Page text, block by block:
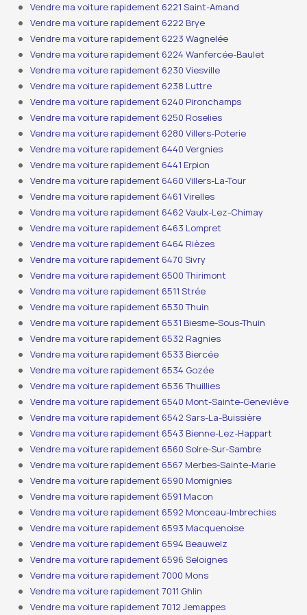
Vendre ma voiture rapidement 6221 Saint-Amand
Vendre ma voiture rapidement 6222 Brye
Vendre ma voiture rapidement 6223 Wagnelée
Vendre ma voiture rapidement 6224 Wanfercée-Baulet
Vendre ma voiture rapidement 6230 Viesville
Vendre ma voiture rapidement 6238 Luttre
Vendre ma voiture rapidement 6240 Pironchamps
Vendre ma voiture rapidement 6250 Roselies
Vendre ma voiture rapidement 6280 Villers-Poterie
Vendre ma voiture rapidement 6440 Vergnies
Vendre ma voiture rapidement 6441 Erpion
Vendre ma voiture rapidement 6460 Villers-La-Tour
Vendre ma voiture rapidement 6461 Virelles
Vendre ma voiture rapidement 6462 Vaulx-Lez-Chimay
Vendre ma voiture rapidement 6463 Lompret
Vendre ma voiture rapidement 6464 Rièzes
Vendre ma voiture rapidement 6470 Sivry
Vendre ma voiture rapidement 6500 Thirimont
Vendre ma voiture rapidement 6511 Strée
Vendre ma voiture rapidement 6530 Thuin
Vendre ma voiture rapidement 6531 Biesme-Sous-Thuin
Vendre ma voiture rapidement 6532 Ragnies
Vendre ma voiture rapidement 6533 Biercée
Vendre ma voiture rapidement 6534 Gozée
Vendre ma voiture rapidement 6536 Thuillies
Vendre ma voiture rapidement 6540 Mont-Sainte-Geneviève
Vendre ma voiture rapidement 6542 Sars-La-Buissière
Vendre ma voiture rapidement 6543 Bienne-Lez-Happart
Vendre ma voiture rapidement 6560 Solre-Sur-Sambre
Vendre ma voiture rapidement 6567 Merbes-Sainte-Marie
Vendre ma voiture rapidement 6590 Momignies
Vendre ma voiture rapidement 6591 Macon
Vendre ma voiture rapidement 6592 Monceau-Imbrechies
Vendre ma voiture rapidement 6593 Macquenoise
Vendre ma voiture rapidement 6594 Beauwelz
Vendre ma voiture rapidement 6596 Seloignes
Vendre ma voiture rapidement 7000 Mons
Vendre ma voiture rapidement 7011 Ghlin
Vendre ma voiture rapidement 7012 Jemappes